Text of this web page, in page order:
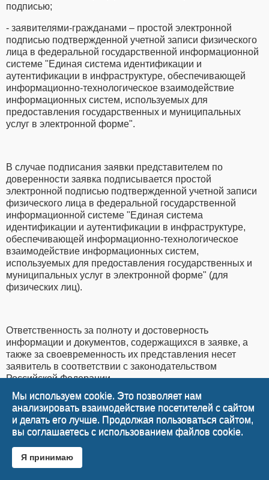
подписью;
- заявителями-гражданами – простой электронной
подписью подтвержденной учетной записи физического
лица в федеральной государственной информационной
системе "Единая система идентификации и
аутентификации в инфраструктуре, обеспечивающей
информационно-технологическое взаимодействие
информационных систем, используемых для
предоставления государственных и муниципальных
услуг в электронной форме".
В случае подписания заявки представителем по
доверенности заявка подписывается простой
электронной подписью подтвержденной учетной записи
физического лица в федеральной государственной
информационной системе "Единая система
идентификации и аутентификации в инфраструктуре,
обеспечивающей информационно-технологическое
взаимодействие информационных систем,
используемых для предоставления государственных и
муниципальных услуг в электронной форме" (для
физических лиц).
Ответственность за полноту и достоверность
информации и документов, содержащихся в заявке, а
также за своевременность их представления несет
заявитель в соответствии с законодательством
Российской Федерации.
Датой представления заявки считается день подписания
заявки и присвоения ей регистрационного номера в
системе "Электронный бюджет".
Мы используем cookie. Это позволяет нам
анализировать взаимодействие посетителей с сайтом
и делать его лучше. Продолжая пользоваться сайтом,
вы соглашаетесь с использованием файлов cookie.
Я принимаю